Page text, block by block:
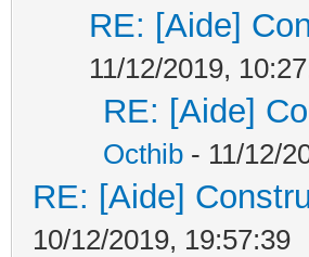
RE: [Aide]
11/12/2019,
RE: [Aide]
Octhib - 11/12/
RE: [Aide]
10/12/2019, 19:57:39